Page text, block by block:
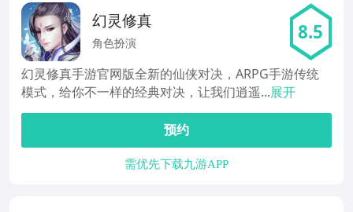
幻灵修真
角色扮演 8.5
幻灵修真手游官网版全新的仙侠对决，ARPG手游传统
模式，给你不一样的经典对决，让我们逍遥...展开
预约
需优先下载九游APP